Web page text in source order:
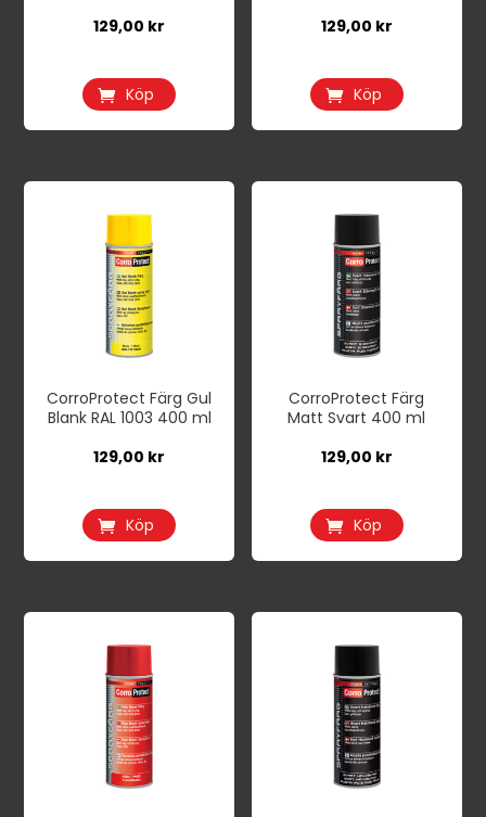
129,00 kr
Köp
129,00 kr
Köp
CorroProtect Färg Gul
Blank RAL 1003 400 ml
129,00 kr
Köp
CorroProtect Färg
Matt Svart 400 ml
129,00 kr
Köp